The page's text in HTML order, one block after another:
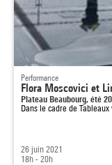
Performance
Flora Moscovici et
Plateau Beaubourg, été
Dans le cadre de
26 juin 2021
18h - 20h